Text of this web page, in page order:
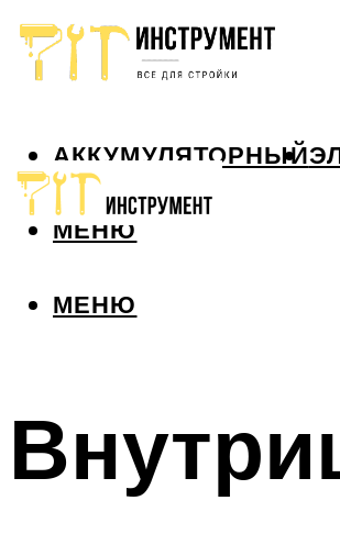
АККУМУЛЯТОРНЫЙ
МЕНЮ
МЕНЮ